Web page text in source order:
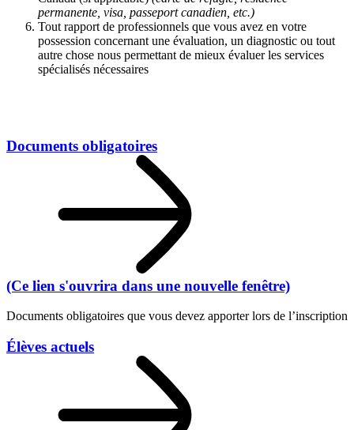
permanente, visa, passeport canadien, etc.)
Tout rapport de professionnels que vous avez en votre
possession concernant une évaluation, un diagnostic ou tout
autre chose nous permettant de mieux évaluer les services
spécialisés nécessaires
Documents obligatoires
(Ce lien s'ouvrira dans une nouvelle fenêtre)
Documents obligatoires que vous devez apporter lors de l’inscription
Élèves actuels